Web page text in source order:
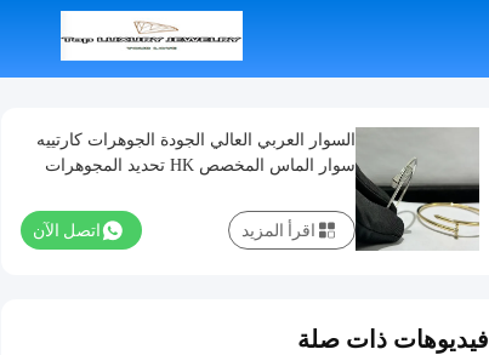
السوار العربي العالي الجودة الجوهرات كارتييه
سوار الماس المخصص HK تحديد المجوهرات
اتصل الآن اقرأ المزيد
فيديوهات ذات صلة